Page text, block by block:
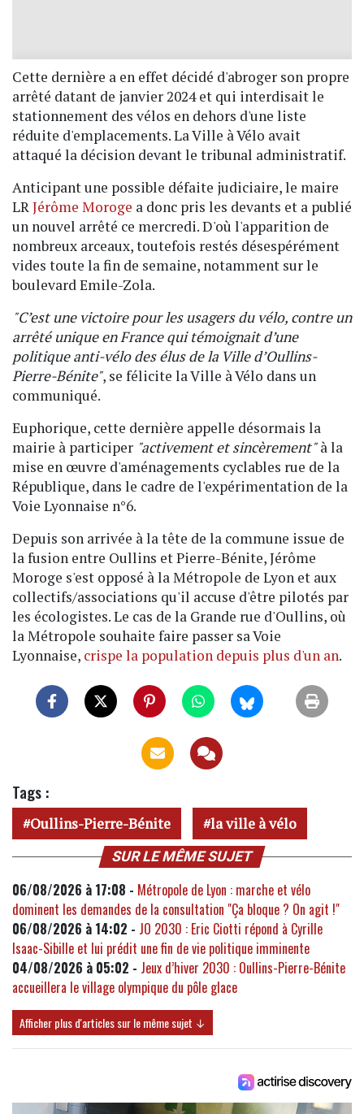
Cette dernière a en effet décidé d'abroger son propre
arrêté datant de janvier 2024 et qui interdisait le
stationnement des vélos en dehors d'une liste
réduite d'emplacements. La Ville à Vélo avait
attaqué la décision devant le tribunal administratif.
Anticipant une possible défaite judiciaire, le maire
LRJérôme Moroge a donc pris les devants et a publié
un nouvel arrêté ce mercredi. D'où l'apparition de
nombreux arceaux, toutefois restés désespérément
vides toute la fin de semaine, notamment sur le
boulevard Emile-Zola.
"C’est une victoire pour les usagers du vélo, contre un
arrêté unique en France qui témoignait d’une
politique anti-vélo des élus de la Ville d’Oullins-
Pierre-Bénite", se félicite la Ville à Vélo dans un
communiqué.
Euphorique, cette dernière appelle désormais la
mairie à participer "activement et sincèrement"à la
mise en œuvre d'aménagements cyclables rue de la
République, dans le cadre de l'expérimentation de la
Voie Lyonnaise n°6.
Depuis son arrivée à la tête de la commune issue de
la fusion entre Oullins et Pierre-Bénite, Jérôme
Moroge s'est opposé à la Métropole de Lyon et aux
collectifs/associations qu'il accuse d'être pilotés par
les écologistes. Le cas de la Grande rue d'Oullins, où
la Métropole souhaite faire passer sa Voie
Lyonnaise, crispe la population depuis plus d'un an.
Tags :
Oullins-Pierre-Bénite la ville à vélo
SUR LE MÊME SUJET
06/08/2026 à 17:08 - Métropole de Lyon : marche et vélo
dominent les demandes de la consultation "Ça bloque ? On agit !"
06/08/2026 à 14:02 - JO 2030 : Eric Ciotti répond à Cyrille
Isaac-Sibille et lui prédit une fin de vie politique imminente
04/08/2026 à 05:02 - Jeux d’hiver 2030 : Oullins-Pierre-Bénite
accueillera le village olympique du pôle glace
Afficher plus d'articles sur le même sujet ↓